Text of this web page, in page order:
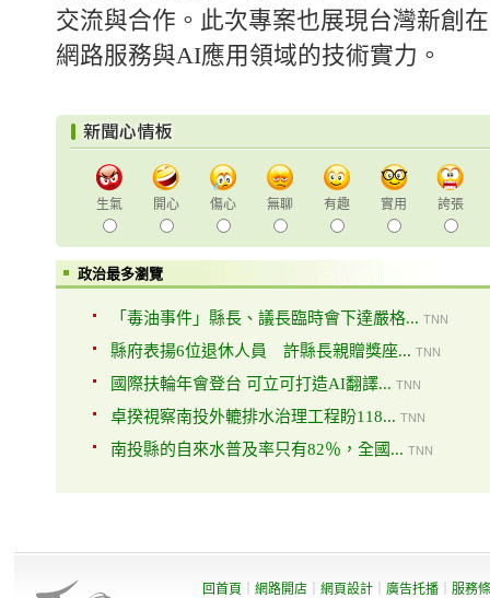
交流與合作。此次專案也展現台灣新創
網路服務與AI應用領域的技術實力。
生氣 開心 傷心 無聊 有趣 實用 誇張
政治最多瀏覽
「毒油事件」縣長、議長臨時會下達嚴格... TNN
縣府表揚6位退休人員 許縣長親贈獎座... TNN
國際扶輪年會登台 可立可打造AI翻譯... TNN
卓揆視察南投外轆排水治理工程盼118... TNN
南投縣的自來水普及率只有82％，全國... TNN
回首頁 網路開店 網頁設計 廣告托播 服務